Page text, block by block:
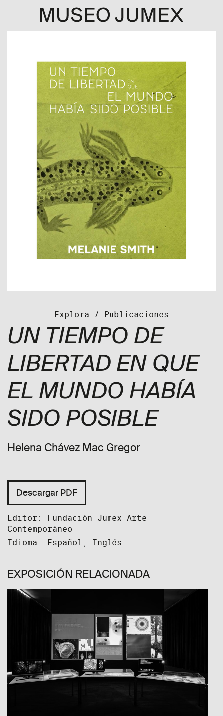
Explora / Publicaciones
UN TIEMPO DE
LIBERTAD EN QUE
EL MUNDO HABÍA
SIDO POSIBLE
Helena Chávez Mac Gregor
Descargar PDF
Editor: Fundación Jumex Arte
Contemporáneo
Idioma: Español, Inglés
EXPOSICIÓN RELACIONADA